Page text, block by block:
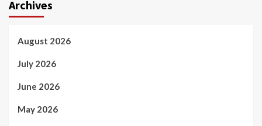
Archives
August 2026
July 2026
June 2026
May 2026